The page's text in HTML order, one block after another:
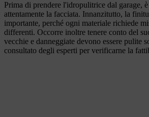
Prima di prendere l'idropulitrice dal garage, è
attentamente la facciata. Innanzitutto, la
importante, perché ogni materiale richiede
differenti. Occorre inoltre tenere conto del
vecchie e danneggiate devono essere pulite
consultato degli esperti per verificarne la